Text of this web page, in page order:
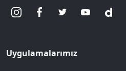
Uygulamalarımız